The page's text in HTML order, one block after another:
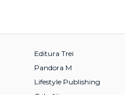
Editura Trei
Pandora M
Lifestyle Publishing